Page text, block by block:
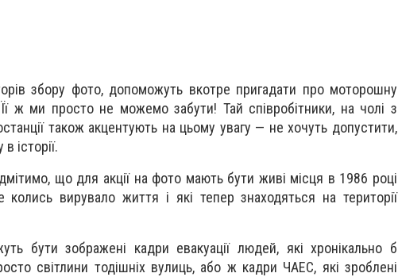
збору фото, допоможуть вкотре пригадати про моторошну
ж ми просто не можемо забути! Тай співробітники, на чолі з
також акцентують на цьому увагу — не хочуть допустити,
історії.
що для акції на фото мають бути живі місця в 1986 році
колись вирувало життя і які тепер знаходяться на території
бути зображені кадри евакуації людей, які хронікально б
світлини тодішніх вулиць, або ж кадри ЧАЕС, які зроблені